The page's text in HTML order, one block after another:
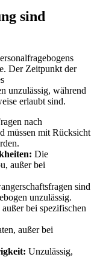
sind
Der Zeitpunkt der
unzulässig, während
erlaubt sind.
nach
müssen mit Rücksicht
Die
außer bei
sind
unzulässig.
bei spezifischen
außer bei
Unzulässig,